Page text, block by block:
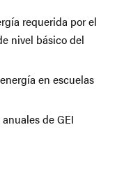
requerida por el
nivel básico del
en escuelas
de GEI